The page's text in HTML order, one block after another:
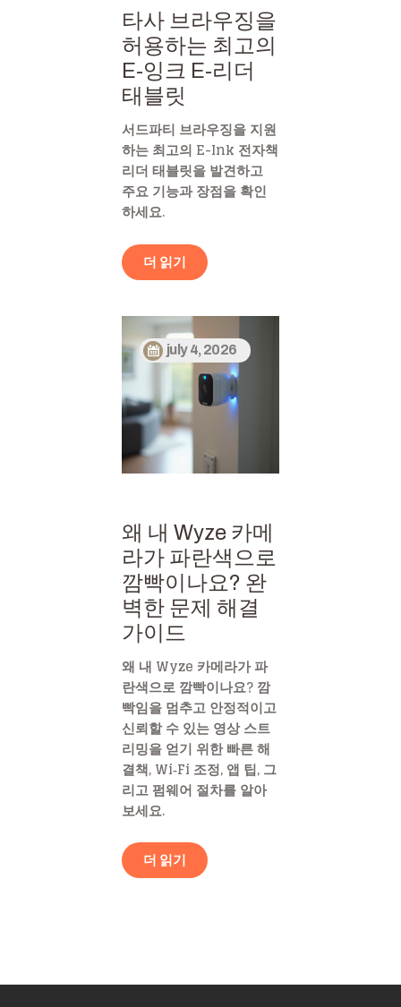
타사 브라우징을
허용하는 최고의
E-잉크 E-리더
태블릿
서드파티 브라우징을 지원
하는 최고의 E-Ink 전자책
리더 태블릿을 발견하고
주요 기능과 장점을 확인
하세요.
더 읽기
july 4, 2026
왜 내 Wyze 카메
라가 파란색으로
깜빡이나요? 완
벽한 문제 해결
가이드
왜 내 Wyze 카메라가 파
란색으로 깜빡이나요? 깜
빡임을 멈추고 안정적이고
신뢰할 수 있는 영상 스트
리밍을 얻기 위한 빠른 해
결책, Wi‑Fi 조정, 앱 팁, 그
리고 펌웨어 절차를 알아
보세요.
더 읽기